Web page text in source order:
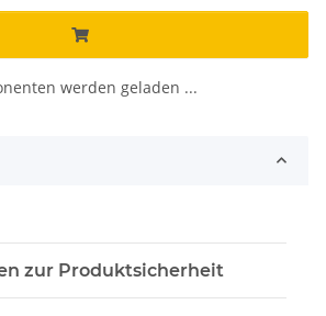
werden geladen ...
zur Produktsicherheit